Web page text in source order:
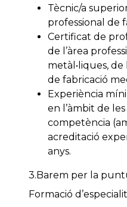
Tècnic/a
professional de
Certificat de
de l’àrea
metàl•liques, de
de fabricació
Experiència
en l’àmbit de
competència
acreditació
anys.
3.Barem per la
Formació